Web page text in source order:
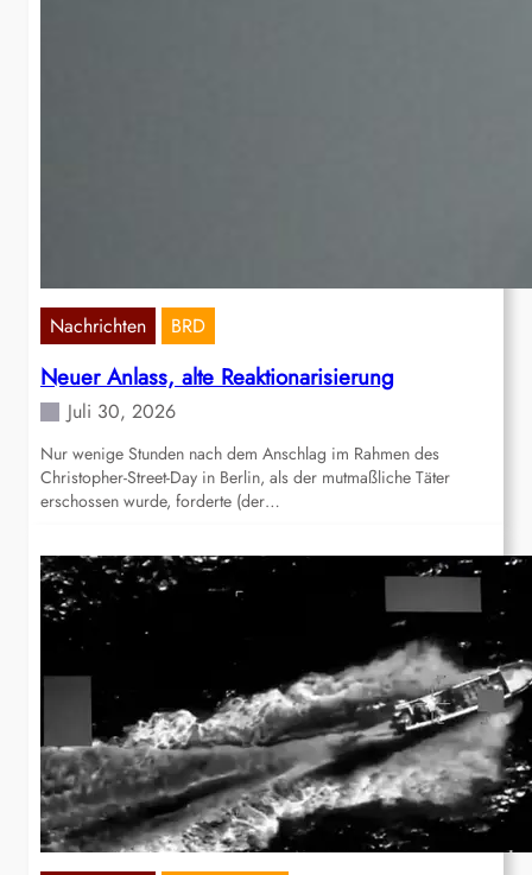
Nachrichten BRD
Neuer Anlass, alte Reaktionarisierung
Juli 30, 2026
Nur wenige Stunden nach dem Anschlag im Rahmen des
Christopher-Street-Day in Berlin, als der mutmaßliche Täter
erschossen wurde, forderte (der…